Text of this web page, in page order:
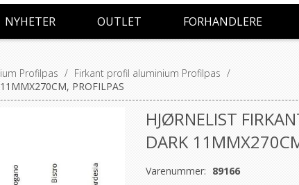
NYHETER OUTLET FORHANDLERE
Profilpas / Firkant profil aluminium Profilpas /
PROFILPAS
HJØRNELIST
DARK
Varenummer: 89166